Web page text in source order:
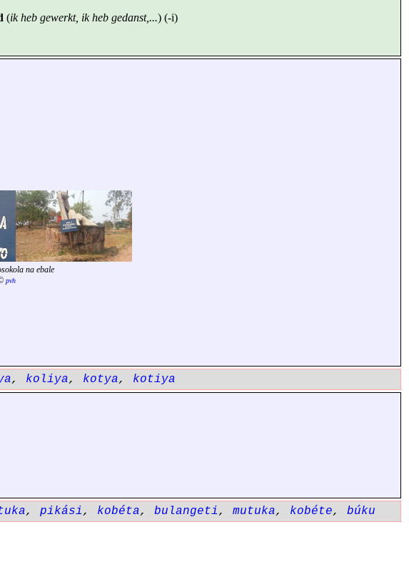
(ik heb gewerkt, ik heb gedanst,...) (-i)
na ebale
pvh
, koliya, kotya, kotiya
, pikási, kobéta, bulangeti, mutuka, kobéte, búku